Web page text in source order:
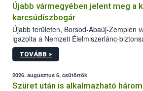
Újabb vármegyében jelent meg a
karcsúdíszbogár
Újabb területen, Borsod-Abaúj-Zemplén
igazolta a Nemzeti Élelmiszerlánc-
kőrisrontó karcsúdíszbogár (Agrilus
kártevőt nem csak színcsapdában
az intenzív felderítést, emellett az
hatósággal is összehangolják a terjedés
TOVÁBB >
2026. augusztus 6, csütörtök
Szüret után is alkalmazható